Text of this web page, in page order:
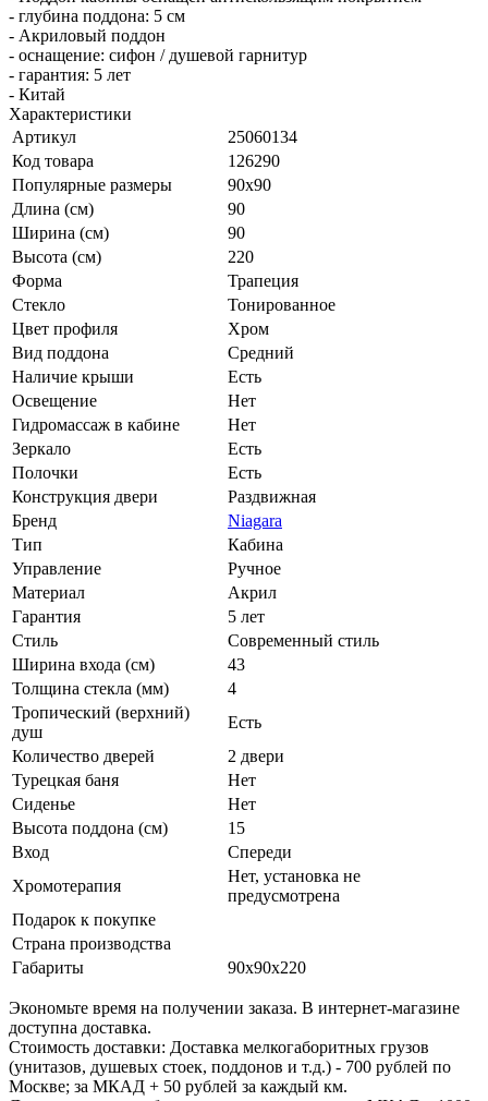
- гарантия: 5 лет
- Китай
Характеристики
Артикул
Код товара
Популярные размеры
Длина (см)
Ширина (см)
Высота (см)
Форма
Стекло
Цвет профиля
Вид поддона
Средний
Освещение
Нет
Гидромассаж в кабине
Нет
Полочки
Конструкция двери
Бренд
Управление
Ручное
Материал
Акрил
Стиль
Современный стиль
Ширина входа (см)
Толщина стекла (мм)
душ
Есть
Количество дверей
2 двери
Турецкая баня
Нет
Сиденье
Высота поддона (см)
15
Вход
Хромотерапия
предусмотрена
Подарок к покупке
Страна производства
90x90x220
Экономьте время на получении заказа. В интернет-магазине
доступна доставка.
(унитазов, душевых стоек, поддонов и т.д.) - 700 рублей по
Москве; за МКАД + 50 рублей за каждый км.
Доставка крупногабаритных грузов в пределах МКАД – 1000
рублей; за МКАД – 1000 рублей + 50 рублей за каждый км.
Доставка товара осуществляется в течение 1–2 дней после